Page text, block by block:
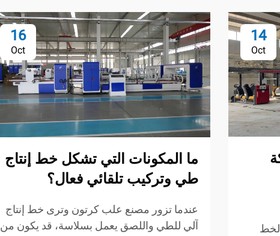
14
Oct
لخط
16
Oct
ما المكونات التي تشكل خط إنتاج
طي وتركيب تلقائي فعال؟
عندما تزور مصنع علب كرتون وترى خط إنتاج
آلي للطي واللصق يعمل بسلاسة، قد يكون من